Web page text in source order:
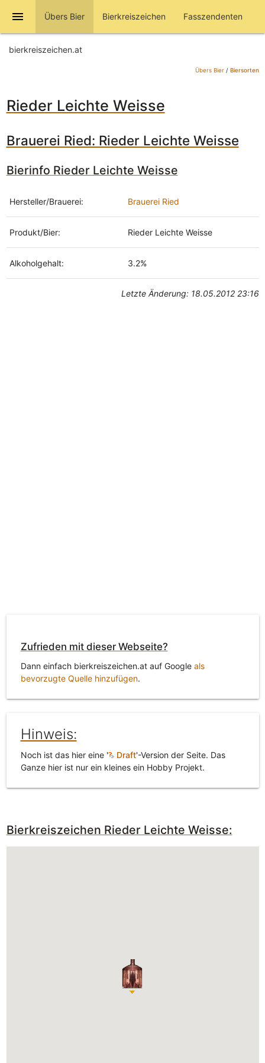
menu Übers Bier Bierkreiszeichen Fasszendenten
bierkreiszeichen.at
Übers Bier/ Biersorten
Rieder Leichte Weisse
Brauerei Ried: Rieder Leichte Weisse
Bierinfo Rieder Leichte Weisse
Hersteller/Brauerei: Brauerei Ried
Produkt/Bier: Rieder Leichte Weisse
Alkoholgehalt: 3.2%
Letzte Änderung: 18.05.2012 23:16
Zufrieden mit dieser Webseite?
Dann einfach bierkreiszeichen.at auf Google als
bevorzugte Quelle hinzufügen.
Hinweis:
Noch ist das hier eine ' Draft'-Version der Seite. Das
Ganze hier ist nur ein kleines ein Hobby Projekt.
Bierkreiszeichen Rieder Leichte Weisse: